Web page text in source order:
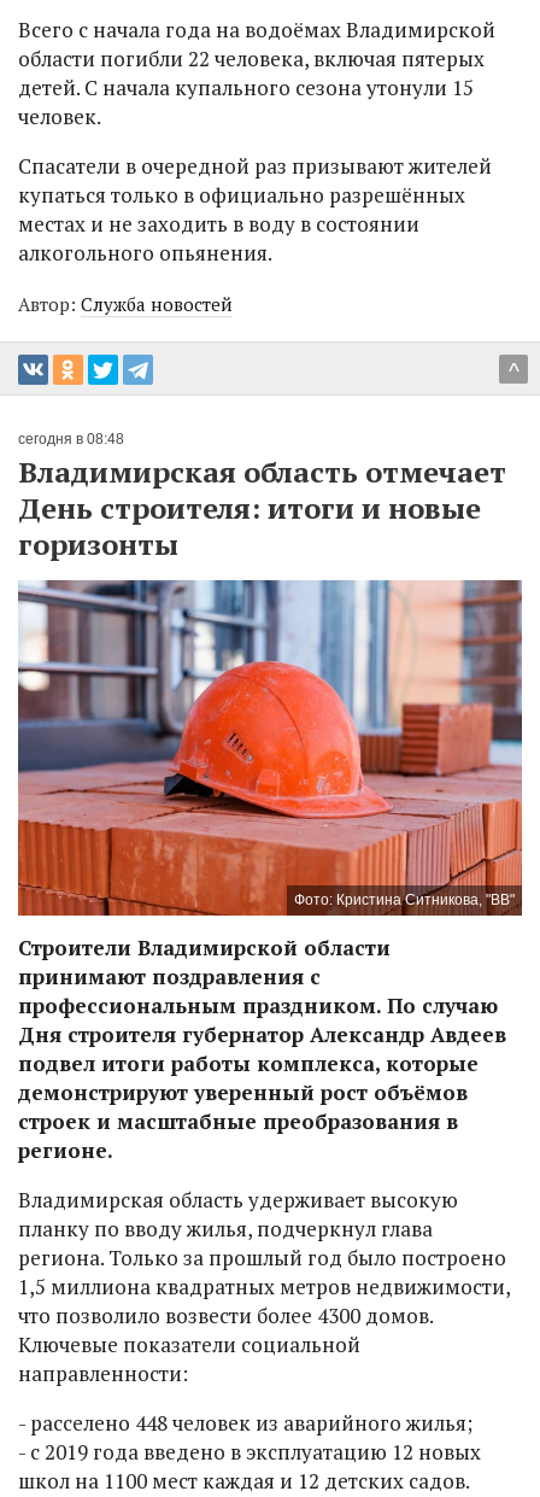
Всего с начала года на водоёмах Владимирской
области погибли 22 человека, включая пятерых
детей. С начала купального сезона утонули 15
человек.
Спасатели в очередной раз призывают жителей
купаться только в официально разрешённых
местах и не заходить в воду в состоянии
алкогольного опьянения.
Автор: Служба новостей
^
сегодня в 08:48
Владимирская область отмечает
День строителя: итоги и новые
горизонты
Фото: Кристина Ситникова, "ВВ"
Строители Владимирской области
принимают поздравления с
профессиональным праздником. По случаю
Дня строителя губернатор Александр Авдеев
подвел итоги работы комплекса, которые
демонстрируют уверенный рост объёмов
строек и масштабные преобразования в
регионе.
Владимирская область удерживает высокую
планку по вводу жилья, подчеркнул глава
региона. Только за прошлый год было построено
1,5 миллиона квадратных метров недвижимости,
что позволило возвести более 4300 домов.
Ключевые показатели социальной
направленности:
- расселено 448 человек из аварийного жилья;
- с 2019 года введено в эксплуатацию 12 новых
школ на 1100 мест каждая и 12 детских садов.